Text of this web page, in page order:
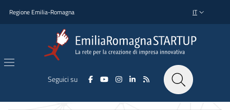
Regione Emilia-Romagna SELETTORE
IT
Seguici su